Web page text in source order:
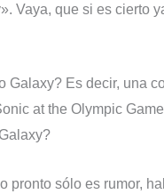
Vaya, que si es cierto
Galaxy? Es decir, una
at the Olympic
pronto sólo es rumor,